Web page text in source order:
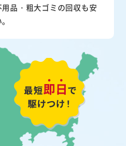
品・粗大ゴミの回収も安